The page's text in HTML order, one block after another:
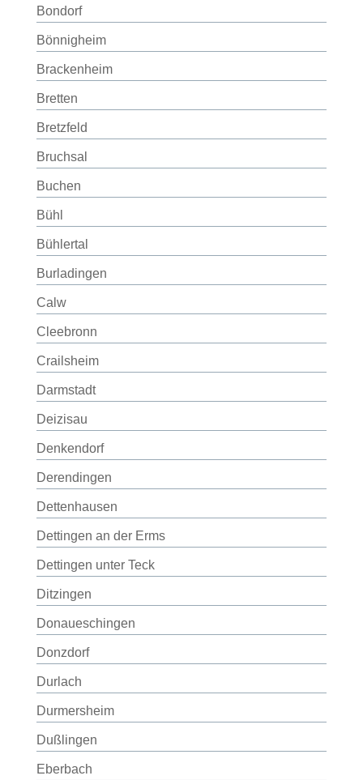
Bondorf
Bönnigheim
Brackenheim
Bretten
Bretzfeld
Bruchsal
Buchen
Bühl
Bühlertal
Burladingen
Calw
Cleebronn
Crailsheim
Darmstadt
Deizisau
Denkendorf
Derendingen
Dettenhausen
Dettingen an der Erms
Dettingen unter Teck
Ditzingen
Donaueschingen
Donzdorf
Durlach
Durmersheim
Dußlingen
Eberbach